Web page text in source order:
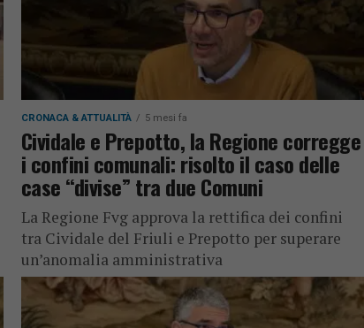
CRONACA & ATTUALITÀ 5 mesi fa
Cividale e Prepotto, la Regione corregge
i confini comunali: risolto il caso delle
case “divise” tra due Comuni
La Regione Fvg approva la rettifica dei confini
tra Cividale del Friuli e Prepotto per superare
un’anomalia amministrativa